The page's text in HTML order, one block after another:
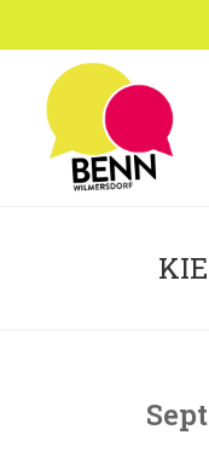
Inhalt
springen